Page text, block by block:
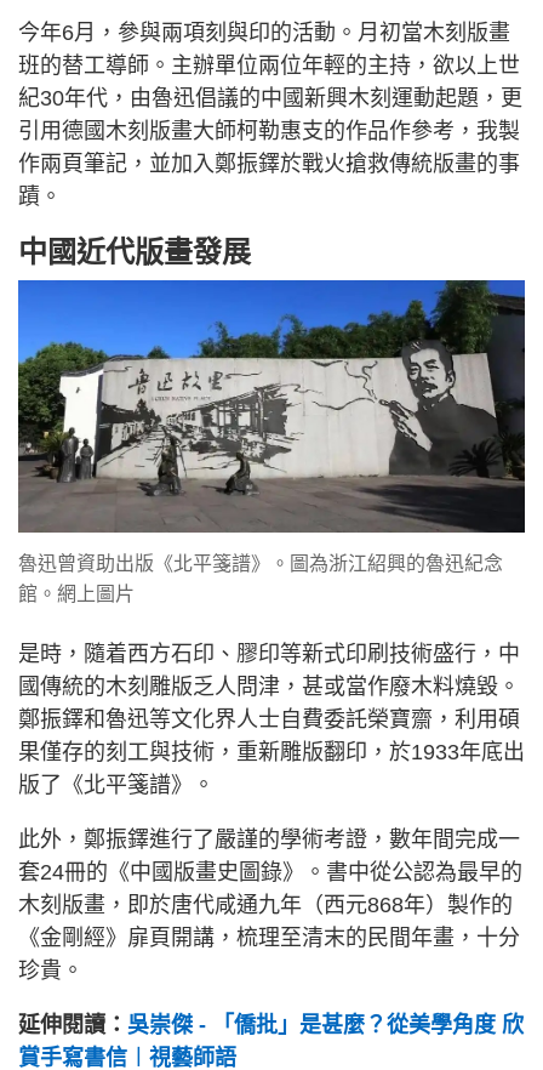
今年6月，參與兩項刻與印的活動。月初當木刻版畫
班的替工導師。主辦單位兩位年輕的主持，欲以上世
紀30年代，由魯迅倡議的中國新興木刻運動起題，更
引用德國木刻版畫大師柯勒惠支的作品作參考，我製
作兩頁筆記，並加入鄭振鐸於戰火搶救傳統版畫的事
蹟。
中國近代版畫發展
魯迅曾資助出版《北平箋譜》。圖為浙江紹興的魯迅紀念
館。網上圖片
是時，隨着西方石印、膠印等新式印刷技術盛行，中
國傳統的木刻雕版乏人問津，甚或當作廢木料燒毀。
鄭振鐸和魯迅等文化界人士自費委託榮寶齋，利用碩
果僅存的刻工與技術，重新雕版翻印，於1933年底出
版了《北平箋譜》。
此外，鄭振鐸進行了嚴謹的學術考證，數年間完成一
套24冊的《中國版畫史圖錄》。書中從公認為最早的
木刻版畫，即於唐代咸通九年（西元868年）製作的
《金剛經》扉頁開講，梳理至清末的民間年畫，十分
珍貴。
延伸閱讀： 吳崇傑 - 「僑批」是甚麼？從美學角度 欣
賞手寫書信︱視藝師語